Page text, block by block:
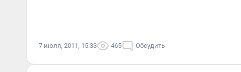
7 июля, 2011, 15:33 465 Обсудить